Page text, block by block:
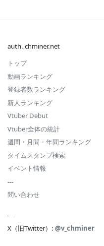
auth. chminer.net
トップ
動画ランキング
登録者数ランキング
新人ランキング
Vtuber Debut
Vtuber全体の統計
週間・月間・年間ランキング
タイムスタンプ検索
イベント情報
---
問い合わせ
---
X（旧Twitter）: @v_chminer